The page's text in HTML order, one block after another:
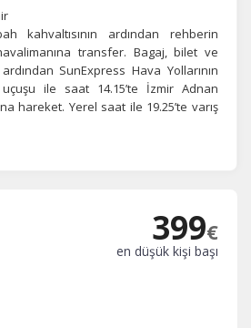
kahvaltısının ardından rehberin
transfer. Bagaj, bilet ve
SunExpress Hava Yollarının
ile saat 14.15’te İzmir Adnan
hareket. Yerel saat ile 19.25’te varış
399€
en düşük kişi başı